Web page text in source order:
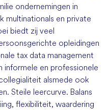
ondernemingen in
multinationals en private
biedt zij veel
opleidingen
tax data management
informele en professionele
alsmede ook
Steile leercurve. Balans
flexibiliteit, waardering